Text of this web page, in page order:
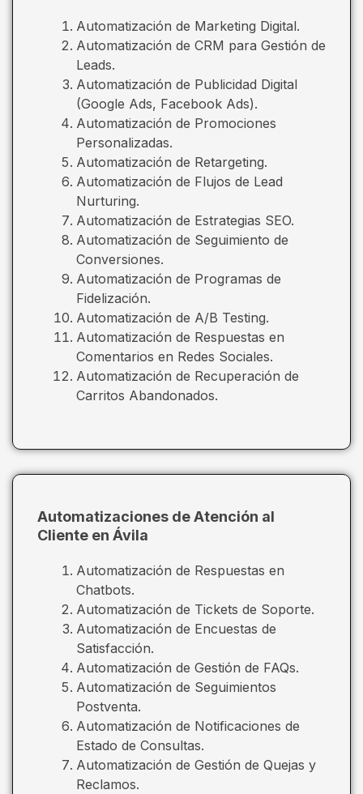
Automatización de Marketing Digital.
Automatización de CRM para Gestión de
Leads.
Automatización de Publicidad Digital
(Google Ads, Facebook Ads).
Automatización de Promociones
Personalizadas.
Automatización de Retargeting.
Automatización de Flujos de Lead
Nurturing.
Automatización de Estrategias SEO.
Automatización de Seguimiento de
Conversiones.
Automatización de Programas de
Fidelización.
Automatización de A/B Testing.
Automatización de Respuestas en
Comentarios en Redes Sociales.
Automatización de Recuperación de
Carritos Abandonados.
Automatizaciones de Atención al
Cliente en Ávila
Automatización de Respuestas en
Chatbots.
Automatización de Tickets de Soporte.
Automatización de Encuestas de
Satisfacción.
Automatización de Gestión de FAQs.
Automatización de Seguimientos
Postventa.
Automatización de Notificaciones de
Estado de Consultas.
Automatización de Gestión de Quejas y
Reclamos.